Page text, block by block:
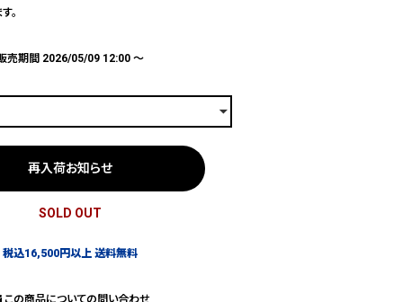
。
売期間 2026/05/09 12:00〜
再入荷お知らせ
SOLD OUT
税込16,500円以上 送料無料